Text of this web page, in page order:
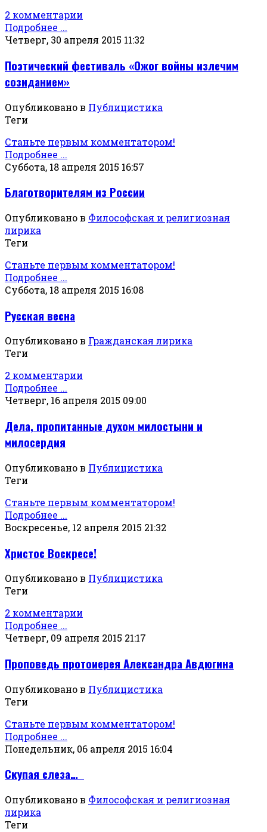
2 комментарии
Подробнее ...
Четверг, 30 апреля 2015 11:32
Поэтический фестиваль «Ожог войны излечим
созиданием»
Опубликовано в Публицистика
Теги
Станьте первым комментатором!
Подробнее ...
Суббота, 18 апреля 2015 16:57
Благотворителям из России
Опубликовано в Философская и религиозная
лирика
Теги
Станьте первым комментатором!
Подробнее ...
Суббота, 18 апреля 2015 16:08
Русская весна
Опубликовано в Гражданская лирика
Теги
2 комментарии
Подробнее ...
Четверг, 16 апреля 2015 09:00
Дела, пропитанные духом милостыни и
милосердия
Опубликовано в Публицистика
Теги
Станьте первым комментатором!
Подробнее ...
Воскресенье, 12 апреля 2015 21:32
Христос Воскресе!
Опубликовано в Публицистика
Теги
2 комментарии
Подробнее ...
Четверг, 09 апреля 2015 21:17
Проповедь протоиерея Александра Авдюгина
Опубликовано в Публицистика
Теги
Станьте первым комментатором!
Подробнее ...
Понедельник, 06 апреля 2015 16:04
Скупая слеза…
Опубликовано в Философская и религиозная
лирика
Теги